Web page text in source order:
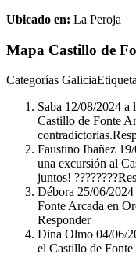
Ubicado en: La Peroja
Mapa Castillo de
Categorías
Saba 12/08/2024 a
Castillo de Fonte
Faustino Ibañez
una excursión al
juntos!
Débora 25/06/2024
Fonte Arcada en
Responder
Dina Olmo 04/06/
el Castillo de Fonte